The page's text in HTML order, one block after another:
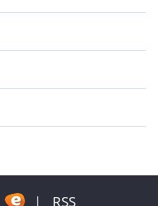
| RSS